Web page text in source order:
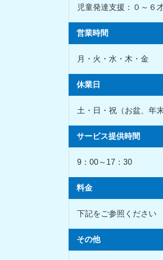
児童発達支援：０～６
営業時間
月・火・水・木・金
休業日
土・日・祝（お盆、年
サービス提供時間
9：00～17：30
料金
下記をご参照ください
その他